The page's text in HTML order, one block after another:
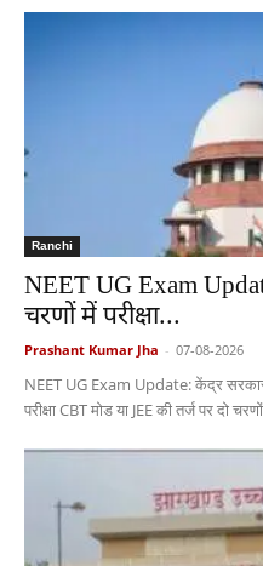
Ranchi
NEET UG Exam
चरणों में परीक्षा...
Prashant Kumar Jha - 07-08-2026
NEET UG Exam Update: केंद्र सरकार
परीक्षा CBT मोड या JEE की तर्ज पर दो